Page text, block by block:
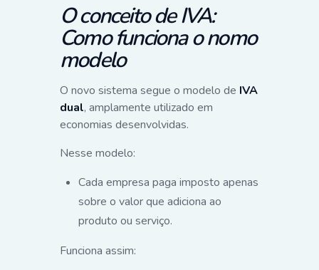
O conceito de IVA:
Como funciona o nomo
modelo
O novo sistema segue o modelo de IVA
dual, amplamente utilizado em
economias desenvolvidas.
Nesse modelo:
Cada empresa paga imposto apenas
sobre o valor que adiciona ao
produto ou serviço.
Funciona assim: